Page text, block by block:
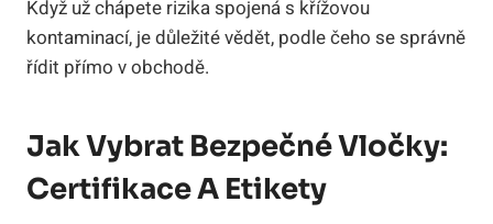
Když už chápete rizika spojená s křížovou
kontaminací, je důležité vědět, podle čeho se správně
řídit přímo v obchodě.
Jak Vybrat Bezpečné Vločky:
Certifikace A Etikety